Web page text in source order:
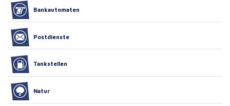
Bankautomaten
Postdienste
Tankstellen
Natur